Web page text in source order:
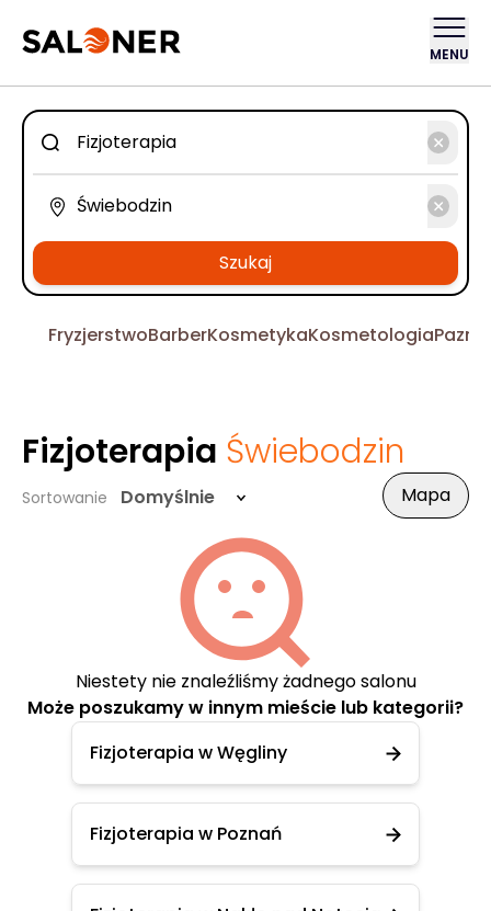
MENU
Szukaj
FryzjerstwoBarberKosmetykaKosmetologia
Fizjoterapia Świebodzin
Sortowanie Domyślnie Mapa
Niestety nie znaleźliśmy żadnego salonu
Może poszukamy w innym mieście lub kategorii?
Fizjoterapia w Węgliny
Fizjoterapia w Poznań